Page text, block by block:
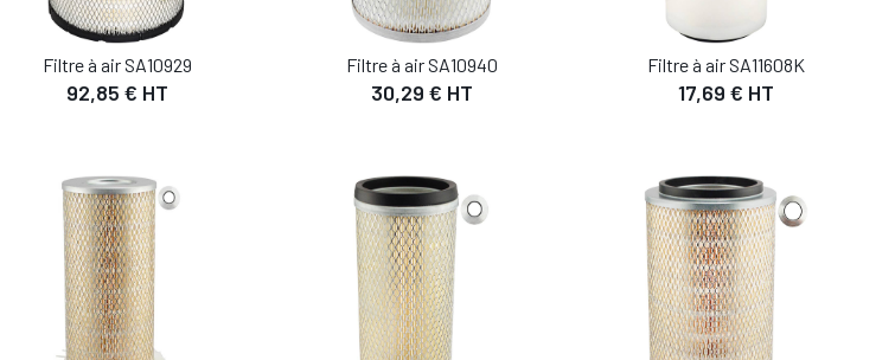
Filtre à air SA10929
92,85 € HT
Filtre à air SA10940
30,29 € HT
Filtre à air SA11608K
17,69 € HT